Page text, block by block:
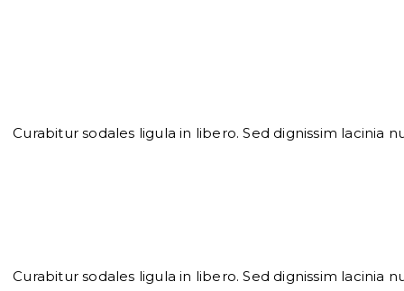
Curabitur sodales ligula in libero. Sed dignissim lacinia
Curabitur sodales ligula in libero. Sed dignissim lacinia